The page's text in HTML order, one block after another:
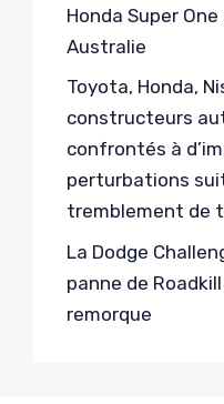
Honda Super
Australie
Toyota, Honda,
constructeurs
confrontés à
perturbations
tremblement de
La Dodge
panne de
remorque